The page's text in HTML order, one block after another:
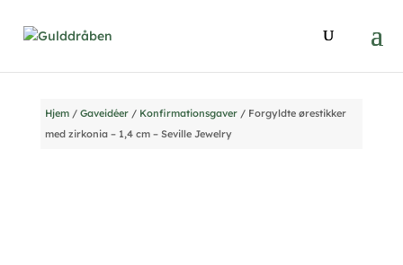
Hjem/ Gaveidéer/ Konfirmationsgaver/ Forgyldte ørestikker
med zirkonia – 1,4 cm – Seville Jewelry